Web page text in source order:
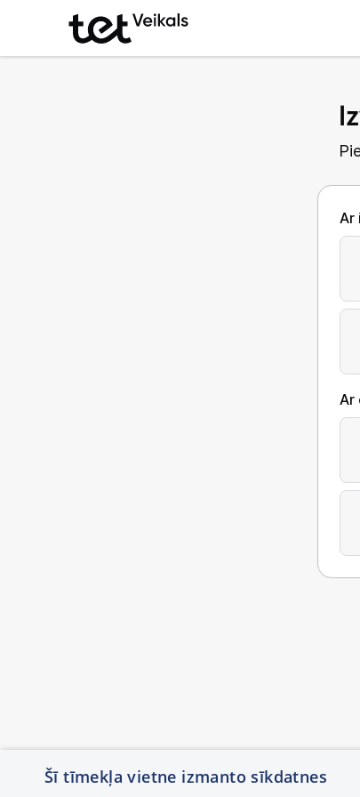
Ar
Ar
Šī tīmekļa vietne izmanto sīkdatnes